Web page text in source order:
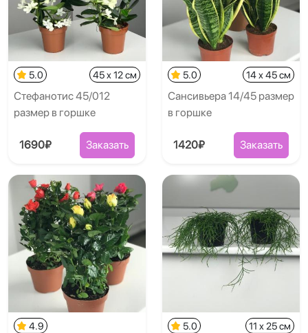
5.0 45 x 12 см
Стефанотис 45/012
размер в горшке
1690₽ Заказать
5.0 14 x 45 см
Сансивьера 14/45 размер
в горшке
1420₽ Заказать
4.9 5.0 11 x 25 см